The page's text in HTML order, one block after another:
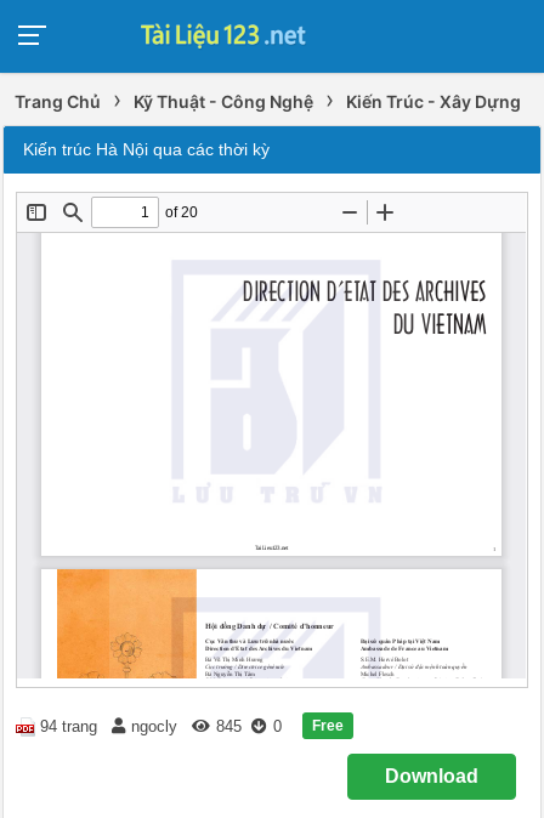
Trang Chủ › Kỹ Thuật - Công Nghệ › Kiến Trúc - Xây Dựng
Kiến trúc Hà Nội qua các thời kỳ
94 trang ngocly 845 0 Free
Download